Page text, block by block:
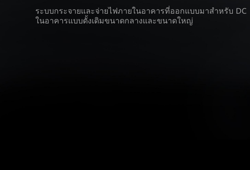
ระบบกระจายและจ่ายไฟภายในอาคารที่ออกแบบมาสําหรับ DC
ในอาคารแบบดั้งเดิมขนาดกลางและขนาดใหญ่